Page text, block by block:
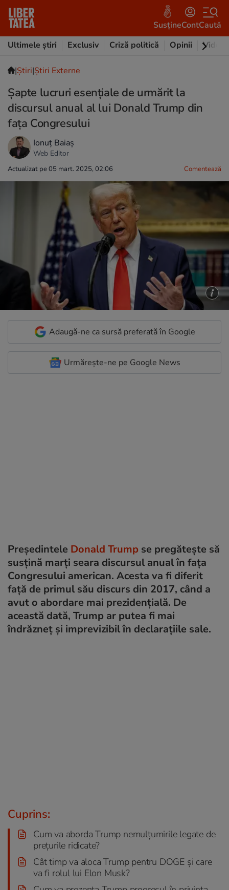
SusțineContCaută
Ultimele știri
Exclusiv Criză politică Opinii Video
|Ştiri|Știri Externe
Șapte lucruri esențiale de urmărit la
discursul anual al lui Donald Trump din
fața Congresului
Ionuț Baiaș
Web Editor
Actualizat pe 05 mart. 2025, 02:06 Comentează
Adaugă-ne ca sursă preferată în Google
Urmărește-ne pe Google News
Președintele Donald Trump se pregătește să
susțină marți seara discursul anual în fața
Congresului american. Acesta va fi diferit
față de primul său discurs din 2017, când a
avut o abordare mai prezidențială. De
această dată, Trump ar putea fi mai
îndrăzneț și imprevizibil în declarațiile sale.
Cuprins:
Cum va aborda Trump nemulțumirile legate de
prețurile ridicate?
Cât timp va aloca Trump pentru DOGE și care
va fi rolul lui Elon Musk?